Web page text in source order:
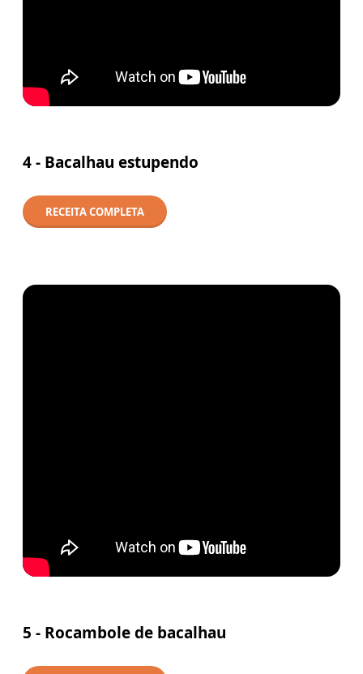
4 - Bacalhau estupendo
RECEITA COMPLETA
5 - Rocambole de bacalhau